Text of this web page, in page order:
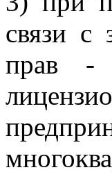
связи с
прав -